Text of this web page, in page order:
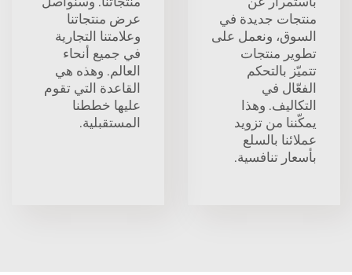
منتجات جديدة في
السوق، ونعمل على
تطوير منتجات
تتميّز بالتحكم
الفعّال في
التكاليف. وهذا
يمكّننا من تزويد
عملائنا بالسلع
بأسعار تنافسية.
عرض منتجاتنا
وعلامتنا التجارية
في جميع أنحاء
العالم. وهذه هي
القاعدة التي تقوم
عليها خططنا
المستقبلية.